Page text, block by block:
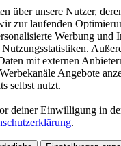
über unsere Nutzer,
zur laufenden
Werbung und
mit externen
Angebote
selbst nutzt.
deiner Einwilligung in
.